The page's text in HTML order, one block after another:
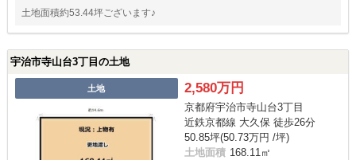
土地面積約53.44坪ございます♪
宇治市寺山台3丁目の土地
土地 2,580万円
京都府宇治市寺山台3丁目
近鉄京都線 大久保 徒歩26分
50.85坪(50.73万円 /坪)
土地面積 168.11㎡